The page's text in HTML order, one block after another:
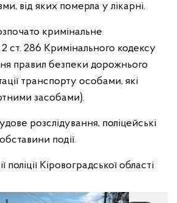
від яких померла у лікарні.
кримінальне
ст. 286 Кримінального кодексу
правил безпеки дорожнього
транспорту особами, які
засобами).
розслідування, поліцейські
події.
Кіровоградської області